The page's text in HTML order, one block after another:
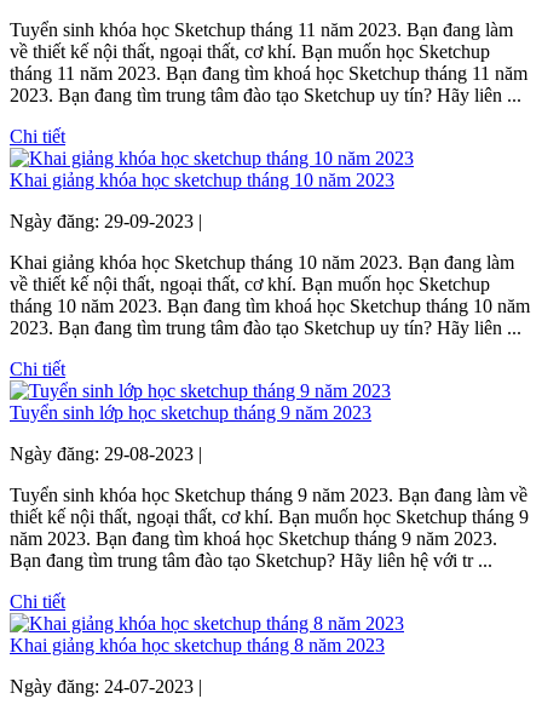
Tuyển sinh khóa học Sketchup tháng 11 năm 2023. Bạn đang làm
về thiết kế nội thất, ngoại thất, cơ khí. Bạn muốn học Sketchup
tháng 11 năm 2023. Bạn đang tìm khoá học Sketchup tháng 11 năm
2023. Bạn đang tìm trung tâm đào tạo Sketchup uy tín? Hãy liên ...
Chi tiết
Khai giảng khóa học sketchup tháng 10 năm 2023
Ngày đăng: 29-09-2023 |
Khai giảng khóa học Sketchup tháng 10 năm 2023. Bạn đang làm
về thiết kế nội thất, ngoại thất, cơ khí. Bạn muốn học Sketchup
tháng 10 năm 2023. Bạn đang tìm khoá học Sketchup tháng 10 năm
2023. Bạn đang tìm trung tâm đào tạo Sketchup uy tín? Hãy liên ...
Chi tiết
Tuyển sinh lớp học sketchup tháng 9 năm 2023
Ngày đăng: 29-08-2023 |
Tuyển sinh khóa học Sketchup tháng 9 năm 2023. Bạn đang làm về
thiết kế nội thất, ngoại thất, cơ khí. Bạn muốn học Sketchup tháng 9
năm 2023. Bạn đang tìm khoá học Sketchup tháng 9 năm 2023.
Bạn đang tìm trung tâm đào tạo Sketchup? Hãy liên hệ với tr ...
Chi tiết
Khai giảng khóa học sketchup tháng 8 năm 2023
Ngày đăng: 24-07-2023 |